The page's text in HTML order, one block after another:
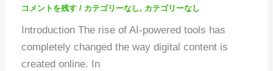
コメントを残す / カテゴリーなし, カテゴリーなし
Introduction The rise of AI-powered tools has
completely changed the way digital content is
created online. In